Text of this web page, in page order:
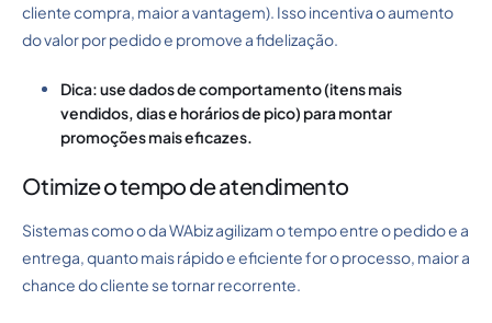
cliente compra, maior a vantagem). Isso incentiva o aumento
do valor por pedido e promove a fidelização.
Dica: use dados de comportamento (itens mais
vendidos, dias e horários de pico) para montar
promoções mais eficazes.
Otimize o tempo de atendimento
Sistemas como o da WAbiz agilizam o tempo entre o pedido e a
entrega, quanto mais rápido e eficiente for o processo, maior a
chance do cliente se tornar recorrente.